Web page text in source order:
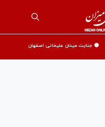
🟡 جنایت میدان علیخانی اصفهان